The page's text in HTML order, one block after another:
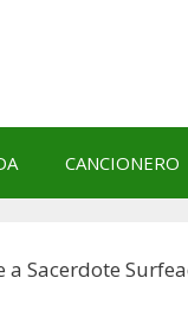
CANCIONERO